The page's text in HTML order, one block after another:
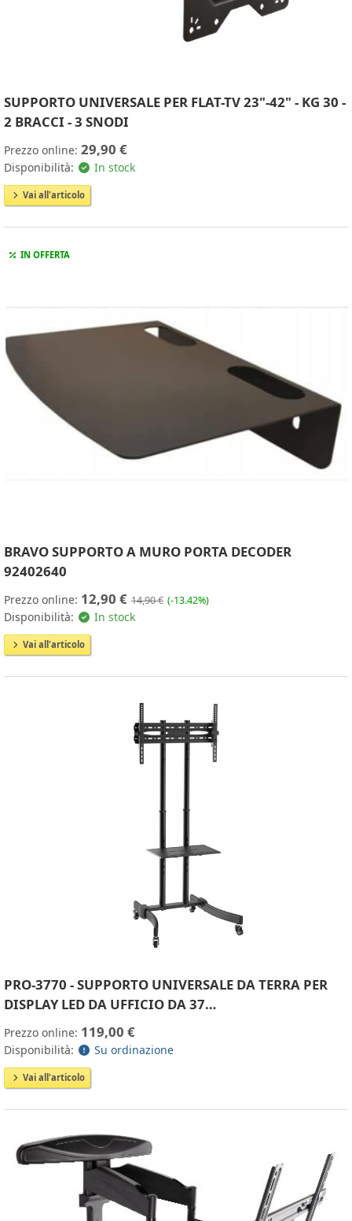
SUPPORTO UNIVERSALE PER FLAT-TV 23"-42" - KG 30 -
2 BRACCI - 3 SNODI
Prezzo online: 29,90 €
Disponibilità: In stock
Vai all'articolo
IN OFFERTA
BRAVO SUPPORTO A MURO PORTA DECODER
92402640
Prezzo online: 12,90 € 14,90 € (-13.42%)
Disponibilità: In stock
Vai all'articolo
PRO-3770 - SUPPORTO UNIVERSALE DA TERRA PER
DISPLAY LED DA UFFICIO DA 37…
Prezzo online: 119,00 €
Disponibilità: Su ordinazione
Vai all'articolo